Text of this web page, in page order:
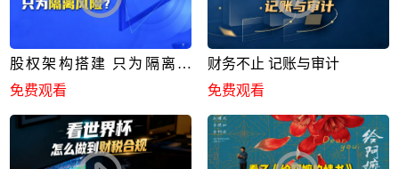
股权架构搭建 只为隔离风
险？
免费观看
财务不止 记账与审计
免费观看